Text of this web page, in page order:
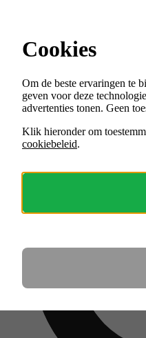
Menu
VACATURES
ORGANISATIES
Cookies
Om de beste ervaringen te
geven voor deze
advertenties tonen. Geen
Klik hieronder om
cookiebeleid.